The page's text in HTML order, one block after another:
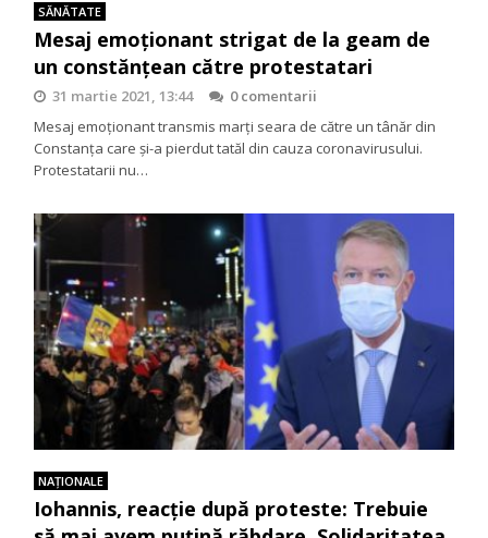
SĂNĂTATE
Mesaj emoționant strigat de la geam de
un constănțean către protestatari
31 martie 2021, 13:44
0 comentarii
Mesaj emoționant transmis marți seara de către un tânăr din
Constanța care și-a pierdut tatăl din cauza coronavirusului.
Protestatarii nu…
NAŢIONALE
Iohannis, reacție după proteste: Trebuie